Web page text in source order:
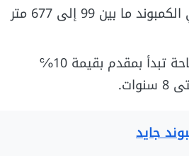
تتراوح المساحات في الكمبوند ما بين 99 إلى 677 متر
أنظمة التقسيط المتاحة تبدأ بمقدم بقيمة 10℅
جايد